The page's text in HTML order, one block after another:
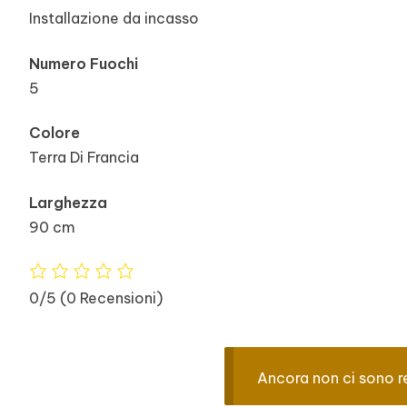
Installazione da incasso
Numero Fuochi
5
Colore
Terra Di Francia
Larghezza
90 cm
0/5 (0 Recensioni)
Ancora non ci sono